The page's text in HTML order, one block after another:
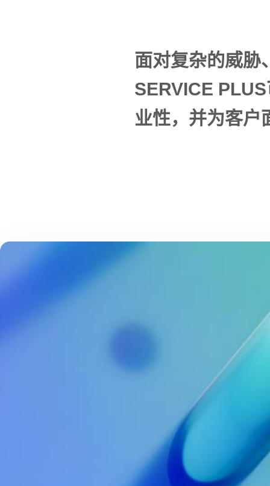
面对复杂的威胁
SERVICE
业性，并为客户
拥有约30年的历史和大量的参考
安全服务经验和专业知识是与时
比的。AhnLab作为韩国领先安全
业，是长久以来为客户的业务环
保护的安全企业之一，并以领先
知识提供服务。